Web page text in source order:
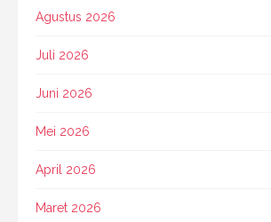
Agustus 2026
Juli 2026
Juni 2026
Mei 2026
April 2026
Maret 2026